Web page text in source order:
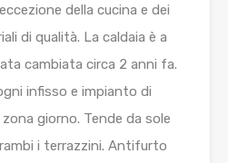
della cucina e dei
di qualità. La caldaia è a
cambiata circa 2 anni fa.
infisso e impianto di
giorno. Tende da sole
i terrazzini. Antifurto